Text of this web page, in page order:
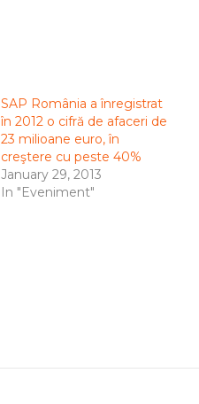
SAP România a înregistrat
în 2012 o cifră de afaceri de
23 milioane euro, în
creştere cu peste 40%
January 29, 2013
In "Eveniment"